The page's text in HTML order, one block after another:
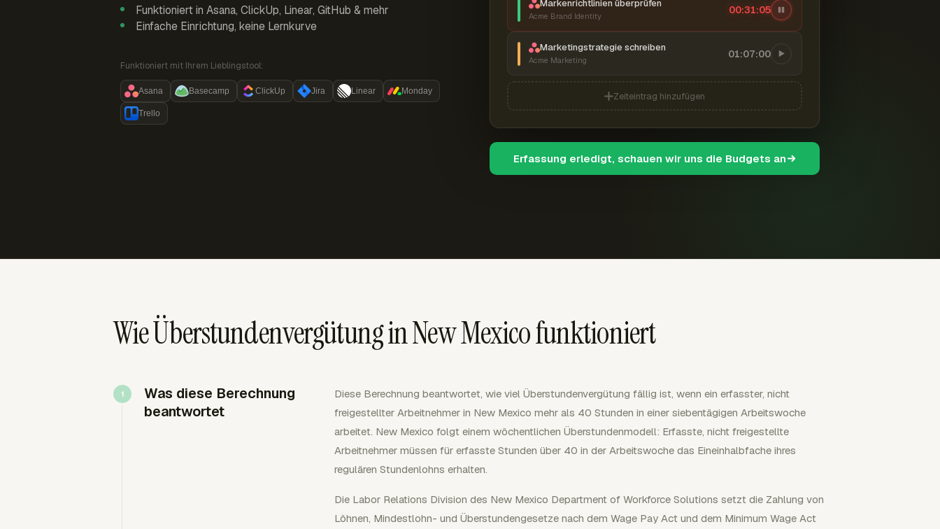
Funktioniert in Asana, ClickUp, Linear, GitHub & mehr
Einfache Einrichtung, keine Lernkurve
Funktioniert mit Ihrem Lieblingstool:
Asana Basecamp ClickUp Jira Linear Monday
Trello
Markenrichtlinien überprüfen
Acme Brand Identity
00:31:06
Marketingstrategie schreiben
Acme Marketing
01:07:00
Zeiteintrag hinzufügen
Erfassung erledigt, schauen wir uns die Budgets an
Wie Überstundenvergütung in New Mexico funktioniert
Was diese Berechnung
beantwortet
Diese Berechnung beantwortet, wie viel Überstundenvergütung fällig ist, wenn ein erfasster, nicht
freigestellter Arbeitnehmer in New Mexico mehr als 40 Stunden in einer siebentägigen Arbeitswoche
arbeitet. New Mexico folgt einem wöchentlichen Überstundenmodell: Erfasste, nicht freigestellte
Arbeitnehmer müssen für erfasste Stunden über 40 in der Arbeitswoche das Eineinhalbfache ihres
regulären Stundenlohns erhalten.
Die Labor Relations Division des New Mexico Department of Workforce Solutions setzt die Zahlung von
Löhnen, Mindestlohn- und Überstundengesetze nach dem Wage Pay Act und dem Minimum Wage Act